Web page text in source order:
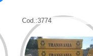
Cod.:3774